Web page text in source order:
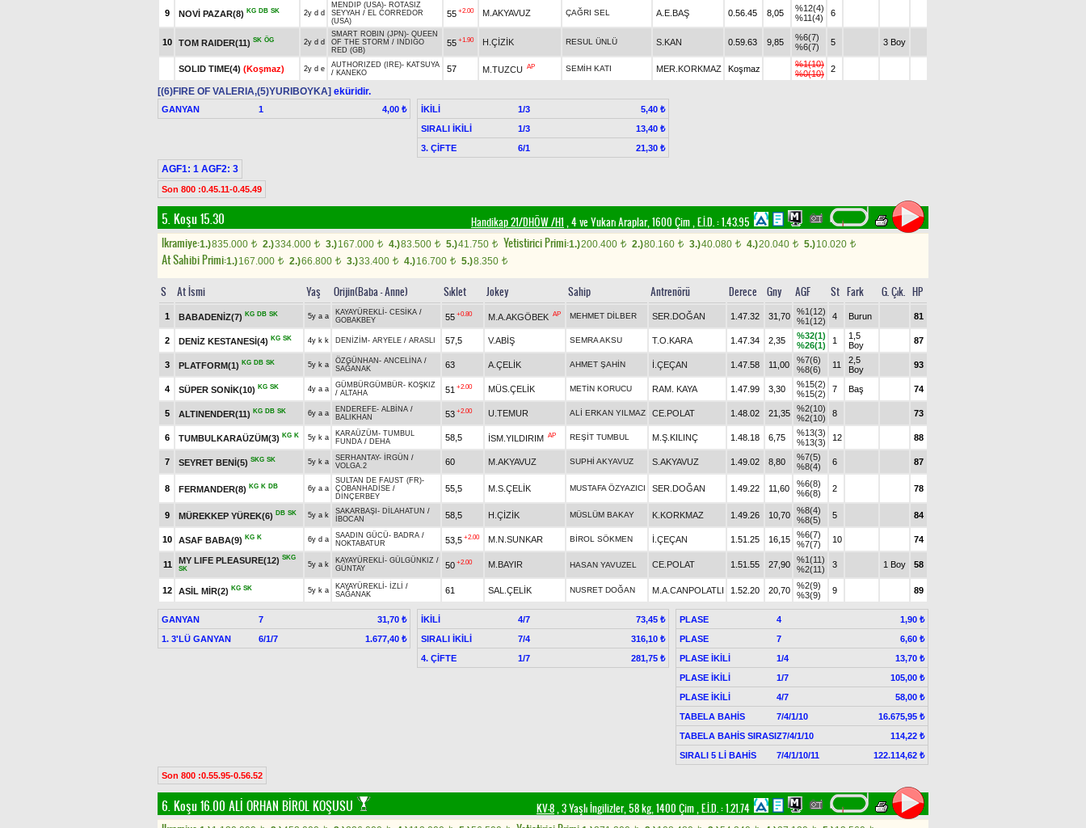
9 NOVİ PAZAR(8) KG DB SK 2y d d
MENDIP (USA)- ROTASIZ
SEYYAH / EL CORREDOR
(USA)
55 +2.00 M.AKYAVUZ ÇAĞRI SEL A.E.BAŞ 0.56.45 8,05
%12(4)
%11(4)
6
10 TOM RAIDER(11) SK ÖG 2y d d
SMART ROBIN (JPN)- QUEEN
OF THE STORM /
INDIGO
RED (GB)
55 +1.90 H.ÇİZİK RESUL ÜNLÜ S.KAN 0.59.63 9,85
%6(7)
%6(7)
5 3 Boy
SOLID TIME(4) (Koşmaz) 2y d e AUTHORIZED (IRE)- KATSUYA
/ KANEKO 57 M.TUZCU AP SEMİH KATI MER.KORKMAZ Koşmaz
%1(10)
%0(10)
2
[(6)FIRE OF VALERIA,(5)YURIBOYKA] eküridir.
GANYAN 1 4,00 ₺ İKİLİ 1/3
5,40 ₺
SIRALI İKİLİ
1/3
13,40 ₺
3. ÇİFTE
6/1 21,30 ₺
AGF1: 1 AGF2: 3
Son 800 :0.45.11-0.45.49
5. Koşu 15.30 Handikap 21/DHÖW /H1 , 4 ve Yukarı Araplar, 1600 Çim,E.İ.D. :1.43.95
Ikramiye:1.)835.000 t 2.)334.000 t 3.)167.000 t 4.)83.500 t 5.)41.750 t Yetistirici Primi:1.)200.400 t 2.)80.160 t 3.)40.080 t 4.)20.040 t 5.)10.020 t
At Sahibi Primi:1.)167.000 t 2.)66.800 t 3.)33.400 t 4.)16.700 t 5.)8.350 t
S At İsmi Yaş Orijin(Baba - Anne) Sıklet Jokey Sahip Antrenörü Derece Gny AGF St Fark G. Çık. HP
1 BABADENİZ(7) KG DB SK 5y a a KAYAYÜREKLİ - CESİKA /
GOBAKBEY
55 +0.80 M.A.AKGÖBEK AP MEHMET DİLBER SER.DOĞAN 1.47.32 31,70
%1(12)
%1(12)
4 Burun 81
2 DENİZ KESTANESİ(4) KG SK 4y k k DENİZİM - ARYELE / ARASLI 57,5 V.ABİŞ SEMRA AKSU T.O.KARA 1.47.34 2,35
%32(1)
%26(1)
1
1,5
Boy
87
3 PLATFORM(1) KG DB SK 5y k a ÖZGÜNHAN - ANCELİNA /
SAĞANAK
63 A.ÇELİK AHMET ŞAHİN İ.ÇEÇAN 1.47.58 11,00
%7(6)
%8(6)
11
2,5
Boy
93
4 SÜPER SONİK(10) KG SK 4y a a GÜMBÜRGÜMBÜR- KOŞKIZ
/ ALTAHA 51 +2.00 MÜS.ÇELİK METİN KORUCU RAM. KAYA 1.47.99 3,30
%15(2)
%15(2)
7 Baş 74
5 ALTINENDER(11) KG DB SK 6y a a ENDEREFE- ALBİNA /
BALIKHAN
53 +2.00 U.TEMUR ALİ ERKAN YILMAZ CE.POLAT 1.48.02 21,35
%2(10)
%2(10)
8 73
6 TUMBULKARAÜZÜM(3) KG K 5y k a KARAÜZÜM - TUMBUL
FUNDA / DEHA 58,5 İSM.YILDIRIM AP REŞİT TUMBUL M.Ş.KILINÇ 1.48.18 6,75
%13(3)
%13(3)
12 88
7 SEYRET BENİ(5) SKG SK 5y k a SERHANTAY- İRGÜN /
VOLGA.2
60 M.AKYAVUZ SUPHİ AKYAVUZ S.AKYAVUZ 1.49.02 8,80
%7(5)
%8(4)
6 87
8 FERMANDER(8) KG K DB 6y a a
SULTAN DE FAUST (FR)-
ÇOBANHADİSE /
DİNÇERBEY
55,5 M.S.ÇELİK MUSTAFA ÖZYAZICI SER.DOĞAN 1.49.22 11,60
%6(8)
%6(8)
2 78
9 MÜREKKEP YÜREK(6) DB SK 5y a k SAKARBAŞI - DİLAHATUN /
İBOCAN
58,5 H.ÇİZİK MÜSLÜM BAKAY K.KORKMAZ 1.49.26 10,70
%8(4)
%8(5)
5 84
10 ASAF BABA(9) KG K 6y d a SAADIN GÜCÜ- BADRA /
NOKTABATUR
53,5 +2.00 M.N.SUNKAR BİROL SÖKMEN İ.ÇEÇAN 1.51.25 16,15
%6(7)
%7(7)
10 74
11 MY LIFE PLEASURE(12) SKG
SK
5y a k KAYAYÜREKLİ - GÜLGÜNKIZ /
GÜNTAY
50 +2.00 M.BAYIR HASAN YAVUZEL CE.POLAT 1.51.55 27,90
%1(11)
%2(11)
3 1 Boy 58
12 ASİL MİR(2) KG SK 5y k a KAYAYÜREKLİ - İZLİ /
SAĞANAK
61 SAL.ÇELİK NUSRET DOĞAN M.A.CANPOLATLI 1.52.20 20,70
%2(9)
%3(9)
9 89
GANYAN 7
31,70 ₺
1. 3'LÜ GANYAN
6/1/7 1.677,40 ₺
İKİLİ 4/7
73,45 ₺
SIRALI İKİLİ
7/4
316,10 ₺
4. ÇİFTE
1/7 281,75 ₺
PLASE 4
1,90 ₺
PLASE
7
6,60 ₺
PLASE İKİLİ
1/4
13,70 ₺
PLASE İKİLİ
1/7
105,00 ₺
PLASE İKİLİ
4/7
58,00 ₺
TABELA BAHİS
7/4/1/10
16.675,95 ₺
TABELA BAHİS SIRASIZ7/4/1/10
114,22 ₺
SIRALI 5 Lİ BAHİS
7/4/1/10/11 122.114,62 ₺
Son 800 :0.55.95-0.56.52
6. Koşu 16.00 ALİ ORHAN BİROL KOŞUSU KV-8, 3 Yaşlı İngilizler, 58 kg, 1400 Çim,E.İ.D. :1.21.74